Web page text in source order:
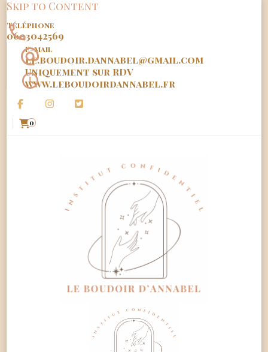
Skip to Content
Téléphone
0603042569
E-mail
le.boudoir.dannabel@gmail.com
Uniquement sur RDV
www.leboudoirdannabel.fr
0
Le
Boudoir
Institut Confidenciel